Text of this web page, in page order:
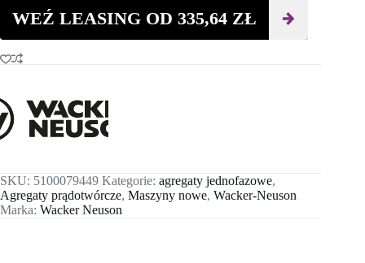
WEŹ LEASING OD 335,64 ZŁ
SKU: 5100079449 Kategorie: agregaty jednofazowe,
Agregaty prądotwórcze, Maszyny nowe, Wacker-Neuson
Marka: Wacker Neuson